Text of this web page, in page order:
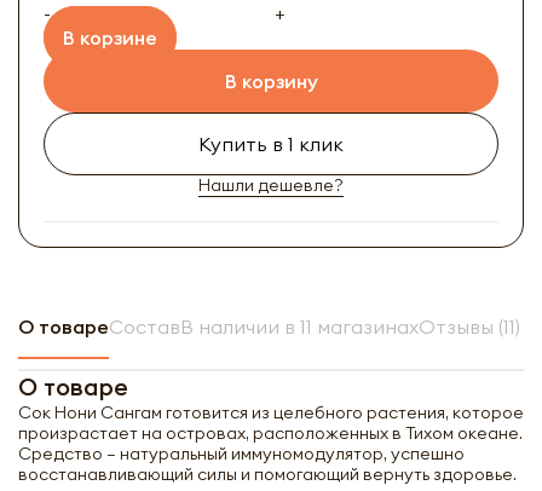
-
+
В корзине
В корзину
Купить в 1 клик
Нашли дешевле?
О товареСоставВ наличии в 11 магазинахОтзывы (11)
О товаре
Сок Нони Сангам готовится из целебного растения, которое
произрастает на островах, расположенных в Тихом океане.
Средство – натуральный иммуномодулятор, успешно
восстанавливающий силы и помогающий вернуть здоровье.